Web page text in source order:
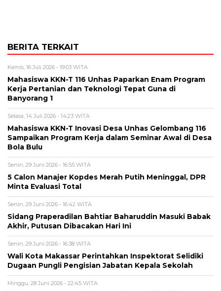
BERITA TERKAIT
Kamis, 16 Juli 2026 - 19:03 WITA
Mahasiswa KKN-T 116 Unhas Paparkan Enam Program
Kerja Pertanian dan Teknologi Tepat Guna di
Banyorang 1
Selasa, 14 Juli 2026 - 14:23 WITA
Mahasiswa KKN-T Inovasi Desa Unhas Gelombang 116
Sampaikan Program Kerja dalam Seminar Awal di Desa
Bola Bulu
Senin, 29 Juni 2026 - 16:55 WITA
5 Calon Manajer Kopdes Merah Putih Meninggal, DPR
Minta Evaluasi Total
Senin, 29 Juni 2026 - 16:42 WITA
Sidang Praperadilan Bahtiar Baharuddin Masuki Babak
Akhir, Putusan Dibacakan Hari Ini
Senin, 29 Juni 2026 - 16:38 WITA
Wali Kota Makassar Perintahkan Inspektorat Selidiki
Dugaan Pungli Pengisian Jabatan Kepala Sekolah
Minggu, 28 Juni 2026 - 22:45 WITA